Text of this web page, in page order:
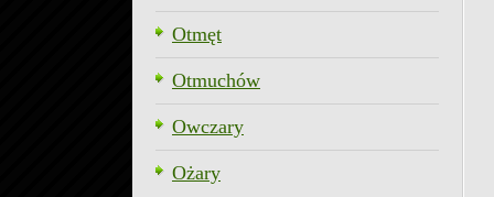
Otmęt
Otmuchów
Owczary
Ożary